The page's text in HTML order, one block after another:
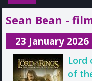
Sean Bean -
23 January 2026
Lord
of